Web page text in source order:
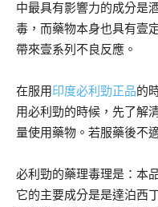
中最具有影響力的成分是
毒，而藥物本身也具有壹
帶來壹系列不良反應。
在服用印度必利勁正品的
用必利勁的時候，先了解
量使用藥物。若服藥後不
必利勁的藥理毒理是：本
它的主要成分是是達泊西